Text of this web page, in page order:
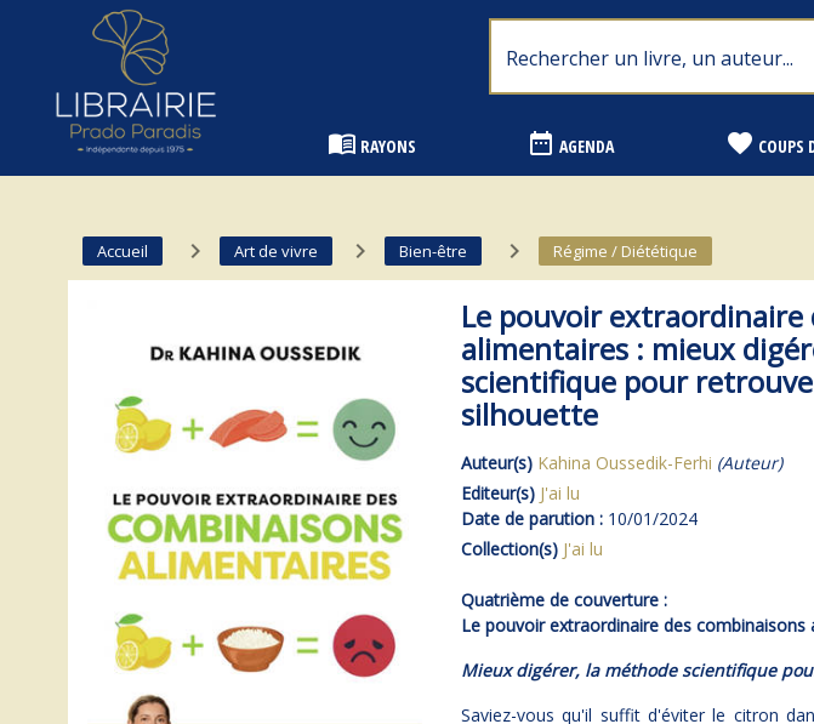
Librairie Prado Paradis - Marseille
menu_book RAYONS date_range AGENDA favorite COUPS
Accueil navigate_next Art de vivre navigate_next Bien-être navigate_next Régime / Diététique
Le pouvoir extraordinaire
alimentaires : mieux
scientifique pour
silhouette
Auteur(s) Kahina Oussedik-Ferhi (Auteur)
Editeur(s) J'ai lu
Date de parution : 10/01/2024
Collection(s) J'ai lu
Quatrième de couverture :
Le pouvoir extraordinaire des combinaisons
Mieux digérer, la méthode scientifique
Saviez-vous qu'il suffit d'éviter le citron